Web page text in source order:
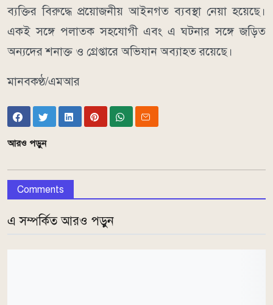
ব্যক্তির বিরুদ্ধে প্রয়োজনীয় আইনগত ব্যবস্থা নেয়া হয়েছে।
একই সঙ্গে পলাতক সহযোগী এবং এ ঘটনার সঙ্গে জড়িত
অন্যদের শনাক্ত ও গ্রেপ্তারে অভিযান অব্যাহত রয়েছে।
মানবকণ্ঠ/এমআর
আরও পড়ুন
Comments
এ সম্পর্কিত আরও পড়ুন